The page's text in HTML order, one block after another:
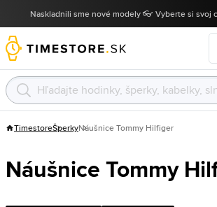
Naskladnili sme nové modely 👓 Vyberte si svoj
TimestoreŠperkyNáušnice Tommy Hilfiger
Náušnice Tommy